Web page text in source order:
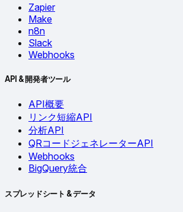
Zapier
Make
n8n
Slack
Webhooks
API & 開発者ツール
API概要
リンク短縮API
分析API
QRコードジェネレーターAPI
Webhooks
BigQuery統合
スプレッドシート & データ